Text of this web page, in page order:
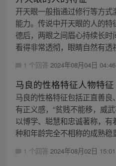
开天眼一般指通过修行等方
能力。传说中开天眼的人的
德后，两眼之间眉心持续长时
看得非常透彻，眼睛自然有透
1 个回答 2024年08月04日 04:46
马良的性格特征人物特征
马良的性格特征包括正直善
有正义感，“贫贱不能移，威
以博学、聪慧和忠诚著称，有
种和年龄完全不相称的成熟稳
1 个回答 2024年08月02日 15:01